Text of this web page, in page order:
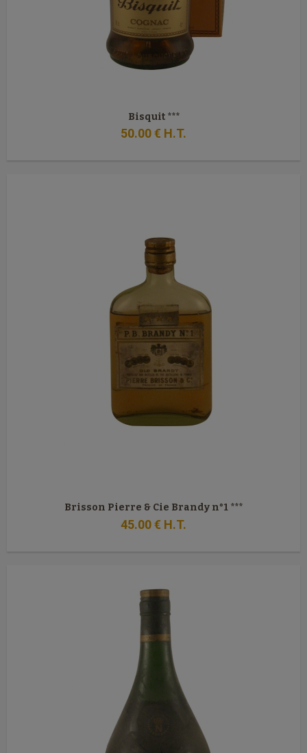
Bisquit ***
50.00€ H.T.
Brisson Pierre & Cie Brandy n°1 ***
45.00€ H.T.